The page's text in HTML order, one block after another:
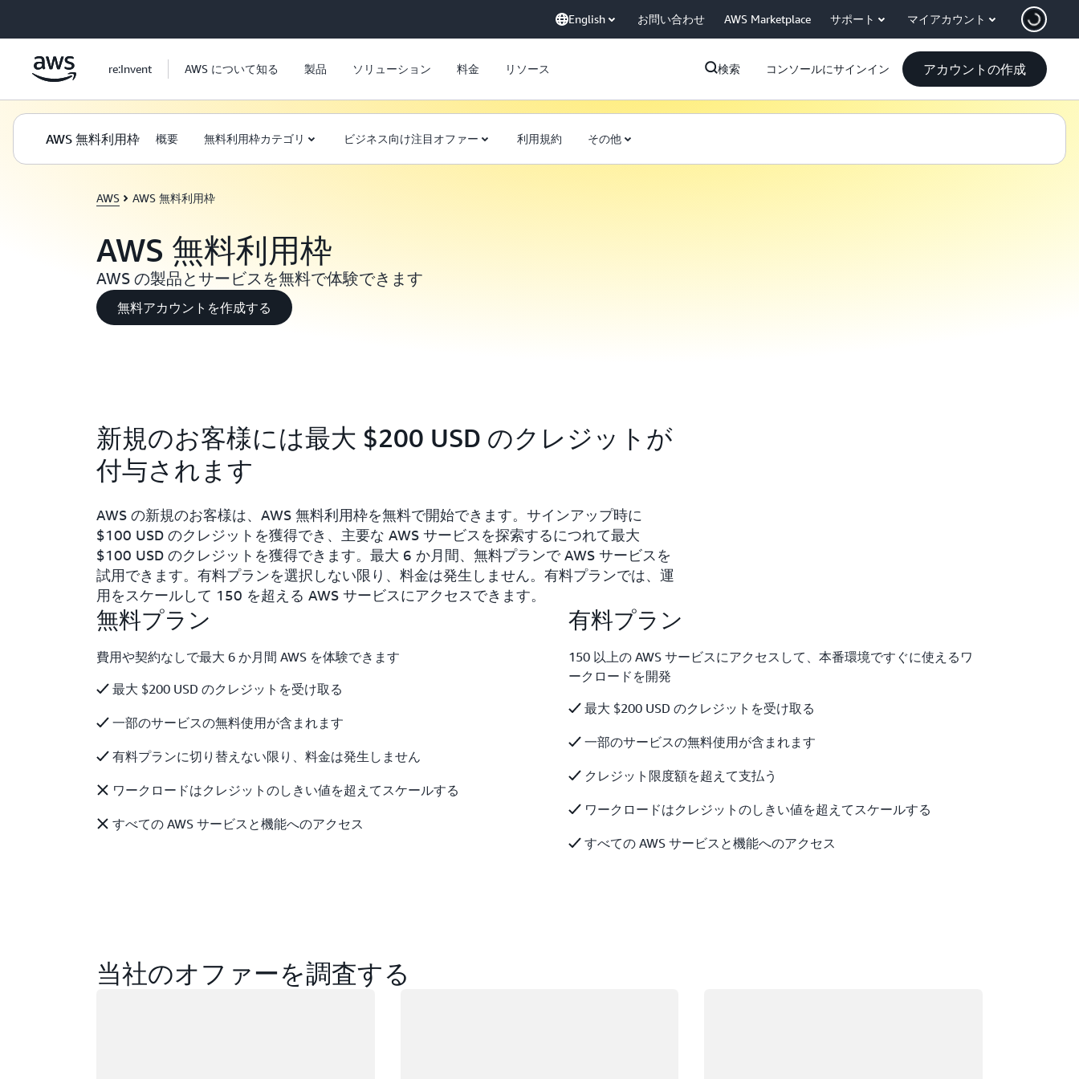
English お問い合わせ AWS Marketplace サポート マイアカウント
re:Invent AWS について知る 製品 ソリューション 料金 リソース 検索 コンソールにサインイン アカウントの作成
AWS 無料利用枠 概要 無料利用枠カテゴリ ビジネス向け注目オファー 利用規約 その他
AWS AWS 無料利用枠
AWS 無料利用枠
AWS の製品とサービスを無料で体験できます
無料アカウントを作成する
新規のお客様には最大 $200 USD のクレジットが
付与されます
AWS の新規のお客様は、AWS 無料利用枠を無料で開始できます。サインアップ時に
$100 USD のクレジットを獲得でき、主要な AWS サービスを探索するにつれて最大
$100 USD のクレジットを獲得できます。最大 6 か月間、無料プランで AWS サービスを
試用できます。有料プランを選択しない限り、料金は発生しません。有料プランでは、運
用をスケールして 150 を超える AWS サービスにアクセスできます。
無料プラン
費用や契約なしで最大 6 か月間 AWS を体験できます
最大 $200 USD のクレジットを受け取る
一部のサービスの無料使用が含まれます
有料プランに切り替えない限り、料金は発生しません
ワークロードはクレジットのしきい値を超えてスケールする
すべての AWS サービスと機能へのアクセス
有料プラン
150 以上の AWS サービスにアクセスして、本番環境ですぐに使えるワ
ークロードを開発
最大 $200 USD のクレジットを受け取る
一部のサービスの無料使用が含まれます
クレジット限度額を超えて支払う
ワークロードはクレジットのしきい値を超えてスケールする
すべての AWS サービスと機能へのアクセス
当社のオファーを調査する